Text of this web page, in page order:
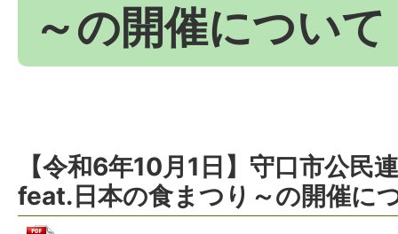
～の開催について
【令和6年10月1日】守口市公民
feat.日本の食まつり～の開催に